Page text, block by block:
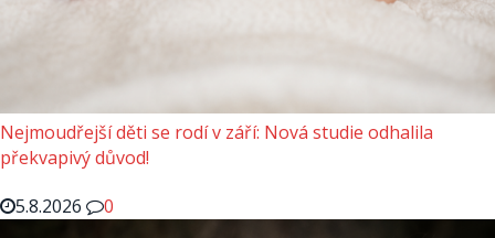
Nejmoudřejší děti se rodí v září: Nová studie odhalila
překvapivý důvod!
5.8.2026
0